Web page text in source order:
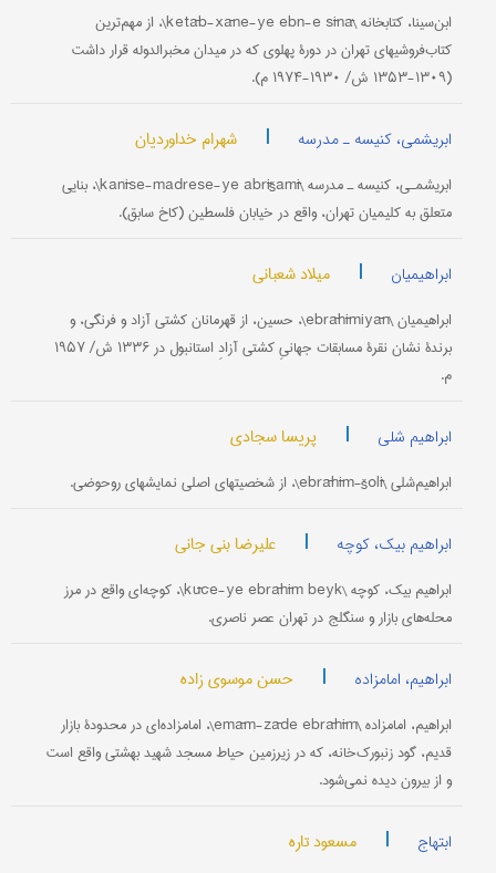
ابن‌سینا، کتابخانه \ketāb-xāne-ye ebn-e sīnā\، از مهم‌ترین
کتاب‌فروشیهای تهران در دورۀ پهلوی که در میدان مخبرالدوله قرار داشت
(۱۳۰۹-۱۳۵۳ ش/ ۱۹۳۰-۱۹۷۴ م).
ابریشمی، کنیسه ـ مدرسه | شهرام خداوردیان
ابریشمـی، کنیسه ـ مدرسه \kanīse-madrese-ye abrīšamī\، بنایی
متعلق به کلیمیان تهران، واقع در خیابان فلسطین (کاخ سابق).
ابراهیمیان | میلاد شعبانی
ابراهیمیان \ebrāhīmiyān\، حسین، از قهرمانان کشتی آزاد و فرنگی، و
برندۀ نشان نقرۀ مسابقات جهانیِ کشتی آزادِ استانبول در ۱۳۳۶ ش/ ۱۹۵۷
م.
ابراهیم شلی | پریسا سجادی
ابراهیم‌شلی \ebrāhīm-šolī\، از شخصیتهای اصلی نمایشهای روحوضی.
ابراهیم بیک، کوچه | علیرضا بنی جانی
ابراهیم بیک، کوچه \kūče-ye ebrāhīm beyk\، کوچه‌ای واقع در مرز
محله‌های بازار و سنگلج در تهران عصر ناصری.
ابراهیم، امامزاده | حسن موسوی زاده
ابراهیم، امامزاده \emām-zāde ebrāhīm\، امامزاده‌ای در محدودۀ بازار
قدیم، گود زنبورک‌خانه، که در زیرزمین حیاط مسجد شهید بهشتی واقع است
و از بیرون دیده نمی‌شود.
ابتهاج | مسعود تاره